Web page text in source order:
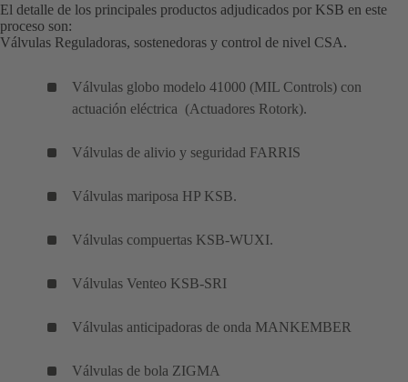
El detalle de los principales productos adjudicados por KSB en este
proceso son:
Válvulas Reguladoras, sostenedoras y control de nivel CSA.
Válvulas globo modelo 41000 (MIL Controls) con
actuación eléctrica (Actuadores Rotork).
Válvulas de alivio y seguridad FARRIS
Válvulas mariposa HP KSB.
Válvulas compuertas KSB-WUXI.
Válvulas Venteo KSB-SRI
Válvulas anticipadoras de onda MANKEMBER
Válvulas de bola ZIGMA